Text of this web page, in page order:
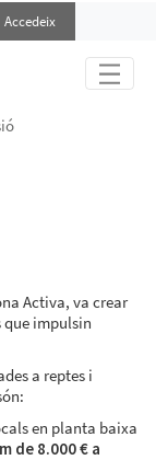
Accedeix
Activa, va crear
impulsin
a reptes i
en planta baixa
de 8.000 € a